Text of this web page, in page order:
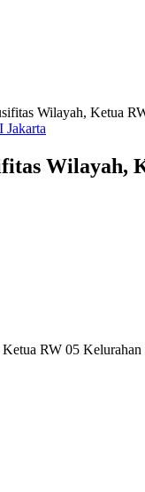
Wilayah, Ketua
Wilayah,
RW 05